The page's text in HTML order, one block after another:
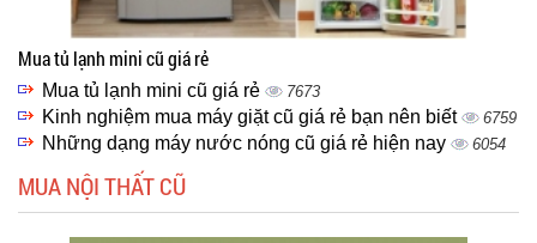
Mua tủ lạnh mini cũ giá rẻ
Mua tủ lạnh mini cũ giá rẻ 7673
Kinh nghiệm mua máy giặt cũ giá rẻ bạn nên biết 6759
Những dạng máy nước nóng cũ giá rẻ hiện nay 6054
MUA NỘI THẤT CŨ